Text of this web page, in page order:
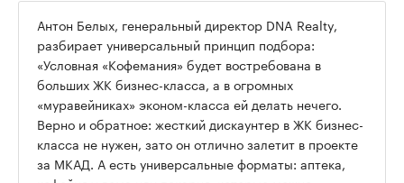
Антон Белых, генеральный директор DNA Realty,
разбирает универсальный принцип подбора:
«Условная «Кофемания» будет востребована в
больших ЖК бизнес-класса, а в огромных
«муравейниках» эконом-класса ей делать нечего.
Верно и обратное: жесткий дискаунтер в ЖК бизнес-
класса не нужен, зато он отлично залетит в проекте
за МКАД. А есть универсальные форматы: аптека,